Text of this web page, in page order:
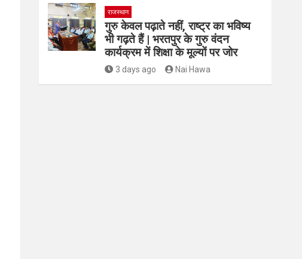
राजस्थान
गुरु केवल पढ़ाते नहीं, राष्ट्र का भविष्य
भी गढ़ते हैं | भरतपुर के गुरु वंदन
कार्यक्रम में शिक्षा के मूल्यों पर जोर
3 days ago Nai Hawa